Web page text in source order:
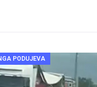
PODUJEVA